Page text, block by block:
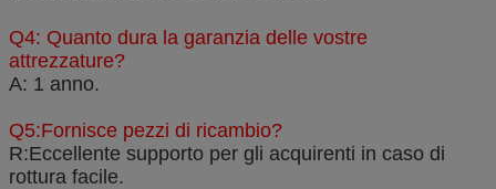
Q4: Quanto dura la garanzia delle vostre
attrezzature?
A: 1 anno.
Q5:Fornisce pezzi di ricambio?
R:Eccellente supporto per gli acquirenti in caso di
rottura facile.